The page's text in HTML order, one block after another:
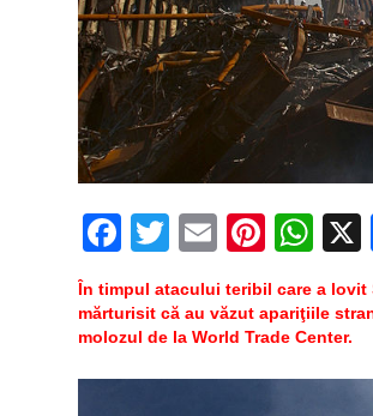
Facebook
Twitter
Email
În timpul atacului teribil care a lovit
mărturisit că au văzut apariţiile
molozul de la World Trade Center.